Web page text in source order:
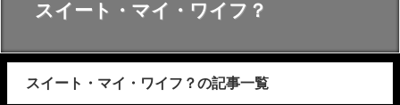
スイート・マイ・ワイフ？
スイート・マイ・ワイフ？の記事一覧